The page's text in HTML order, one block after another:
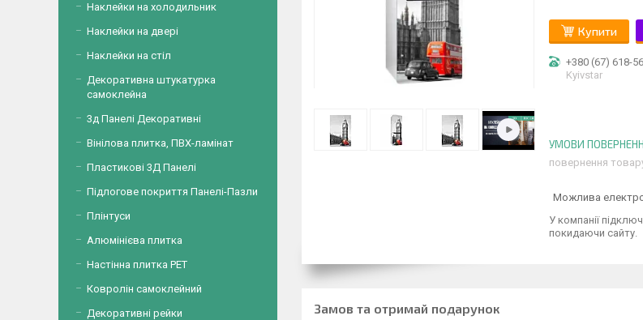
Купити
+380 (67) 618-
Kyivstar
повернення
У компанії
покидаючи сайту.
Замов та отримай подарунок
Наклейки на холодильник
Наклейки на двері
Наклейки на стіл
Декоративна штукатурка
самоклейна
3д Панелі Декоративні
Вінілова плитка, ПВХ-ламінат
Пластикові 3Д Панелі
Підлогове покриття Панелі-Пазли
Плінтуси
Алюмінієва плитка
Настінна плитка PET
Ковролін самоклейний
Декоративні рейки